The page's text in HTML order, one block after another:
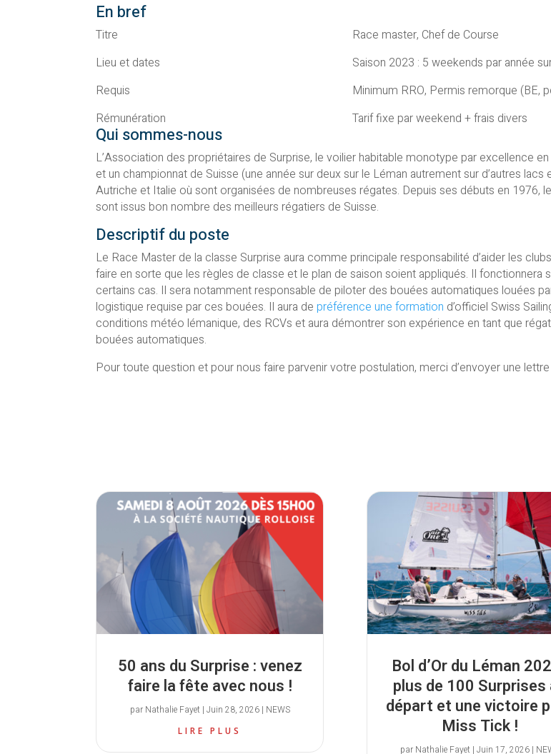
En bref
Titre
Lieu et dates
Requis
Rémunération
Race master, Chef de Course
Saison 2023 : 5 weekends par année
Minimum RRO, Permis remorque (BE,
Tarif fixe par weekend + frais divers
Qui sommes-nous
L’Association des propriétaires de Surprise, le voilier habitable monotype par excellence
et un championnat de Suisse (une année sur deux sur le Léman autrement sur d’autres
Autriche et Italie où sont organisées de nombreuses régates. Depuis ses débuts en 1976,
sont issus bon nombre des meilleurs régatiers de Suisse.
Descriptif du poste
Le Race Master de la classe Surprise aura comme principale responsabilité d’aider les
faire en sorte que les règles de classe et le plan de saison soient appliqués. Il
certains cas. Il sera notamment responsable de piloter des bouées automatiques louées
logistique requise par ces bouées. Il aura depréférence une formation d’officiel Swiss
conditions météo lémanique, des RCVs et aura démontrer son expérience en tant que
bouées automatiques.
Pour toute question et pour nous faire parvenir votre postulation, merci d’envoyer une
50 ans du Surprise : venez
faire la fête avec nous !
par Nathalie Fayet| Juin 28, 2026| NEWS
LIRE PLUS
Bol d’Or du Léman
plus de 100 Surprises
départ et une victoire
Miss Tick !
par Nathalie Fayet| Juin 17, 2026|